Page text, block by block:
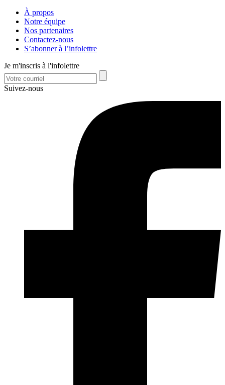
À propos
Notre équipe
Nos partenaires
Contactez-nous
S’abonner à l’infolettre
Je m'inscris à l'infolettre
Suivez-nous